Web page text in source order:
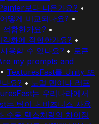
보다 나은가요? •
떻게 비교되나요? •
합한가요? •
화에 적합한가요? •
용할 수 있나요? • 토큰
my prompts and
• TexturesFast를 Unity 또
요? • 노멀 맵이나 러프
는 우리나라에서
는 팀이나 비즈니스 사용
수동 텍스처링의 차이점